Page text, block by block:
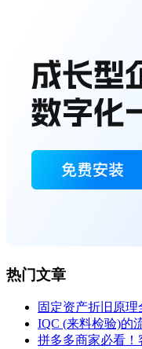
热门文章
固定资产折旧原
IQC (来料检验)的
拼多多商家必看！